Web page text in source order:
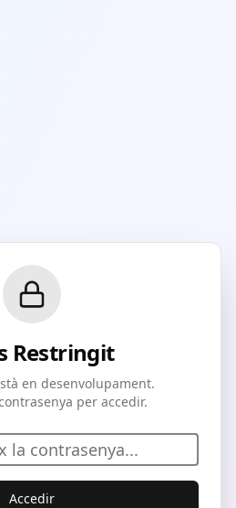
Restringit
en desenvolupament.
per accedir.
Accedir